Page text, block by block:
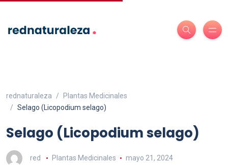
rednaturaleza
Plantas Medicinales
Selago (Licopodium selago)
Selago (Licopodium selago)
red Plantas Medicinales mayo 21, 2024